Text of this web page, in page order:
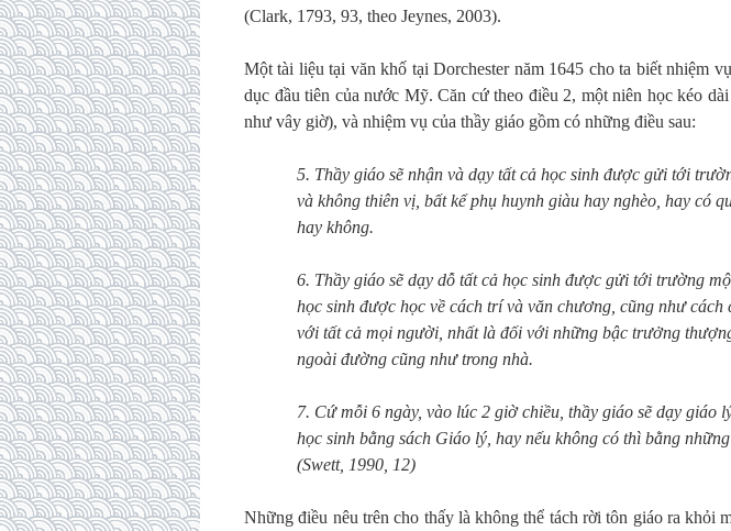
(Clark, 1793, 93, theo Jeynes, 2003).
Một tài liệu tại văn khố tại Dorchester năm 1645 cho ta biết nhiệm
dục đầu tiên của nước Mỹ. Căn cứ theo điều 2, một niên học kéo
như vây giờ), và nhiệm vụ của thầy giáo gồm có những điều sau:
5. Thầy giáo sẽ nhận và dạy tất cả học sinh được gửi tới
và không thiên vị, bất kể phụ huynh giàu hay nghèo, hay có
hay không.
6. Thầy giáo sẽ dạy dỗ tất cả học sinh được gửi tới trường
học sinh được học về cách trí và văn chương, cũng như cách
với tất cả mọi người, nhất là đối với những bậc trưởng
ngoài đường cũng như trong nhà.
7. Cứ mỗi 6 ngày, vào lúc 2 giờ chiều, thầy giáo sẽ dạy giáo
học sinh bằng sách Giáo lý, hay nếu không có thì bằng
(Swett, 1990, 12)
Những điều nêu trên cho thấy là không thể tách rời tôn giáo ra khỏi